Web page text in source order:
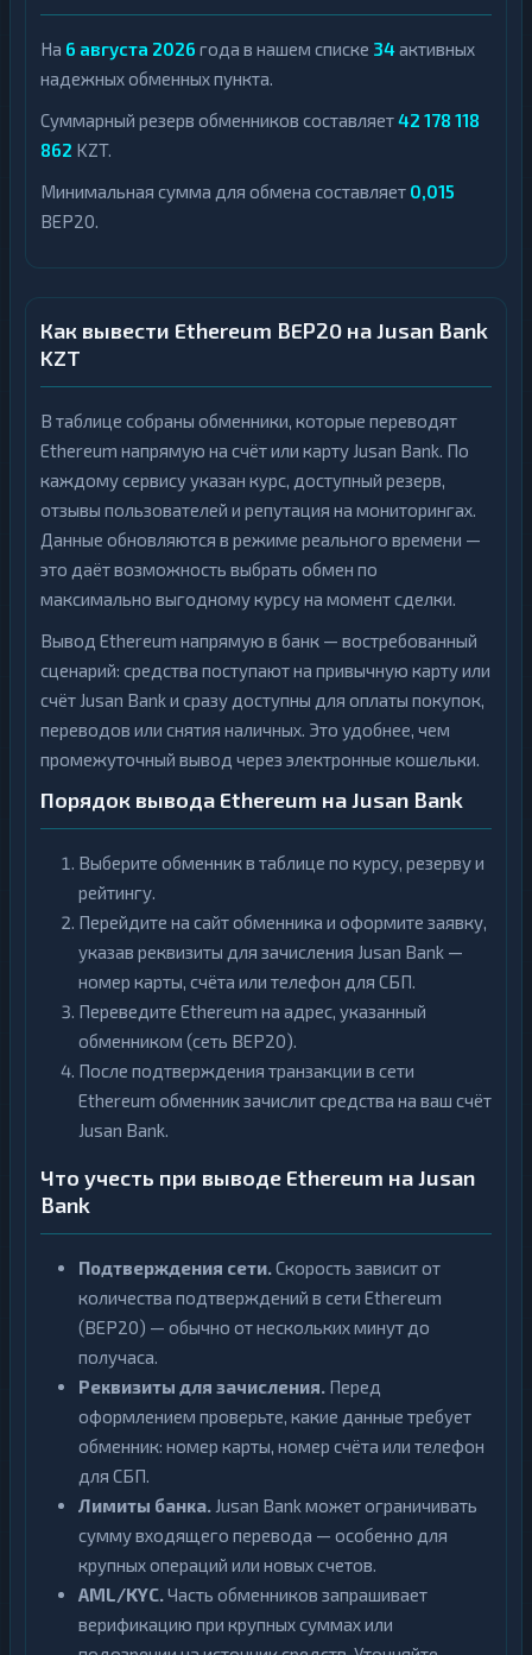
На 6 августа 2026 года в нашем списке 34активных
надежных обменных пункта.
Суммарный резерв обменников составляет42 178 118
862 KZT.
Минимальная сумма для обмена составляет 0,015
BEP20.
Как вывести Ethereum BEP20 на Jusan Bank
KZT
В таблице собраны обменники, которые переводят
Ethereum напрямую на счёт или карту Jusan Bank. По
каждому сервису указан курс, доступный резерв,
отзывы пользователей и репутация на мониторингах.
Данные обновляются в режиме реального времени —
это даёт возможность выбрать обмен по
максимально выгодному курсу на момент сделки.
Вывод Ethereum напрямую в банк — востребованный
сценарий: средства поступают на привычную карту или
счёт Jusan Bank и сразу доступны для оплаты покупок,
переводов или снятия наличных. Это удобнее, чем
промежуточный вывод через электронные кошельки.
Порядок вывода Ethereum на Jusan Bank
Выберите обменник в таблице по курсу, резерву и
рейтингу.
Перейдите на сайт обменника и оформите заявку,
указав реквизиты для зачисления Jusan Bank —
номер карты, счёта или телефон для СБП.
Переведите Ethereum на адрес, указанный
обменником (сеть BEP20).
После подтверждения транзакции в сети
Ethereum обменник зачислит средства на ваш счёт
Jusan Bank.
Что учесть при выводе Ethereum на Jusan
Bank
Подтверждения сети.Скорость зависит от
количества подтверждений в сети Ethereum
(BEP20) — обычно от нескольких минут до
получаса.
Реквизиты для зачисления. Перед
оформлением проверьте, какие данные требует
обменник: номер карты, номер счёта или телефон
для СБП.
Лимиты банка. Jusan Bank может ограничивать
сумму входящего перевода — особенно для
крупных операций или новых счетов.
AML/KYC.Часть обменников запрашивает
верификацию при крупных суммах или